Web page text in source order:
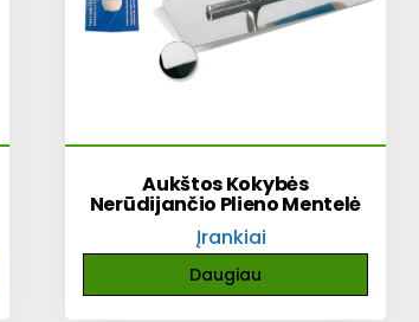
Aukštos Kokybės
Nerūdijančio Plieno Mentelė
Įrankiai
Daugiau